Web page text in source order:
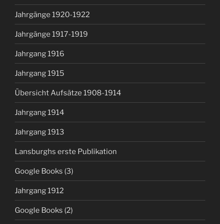
Jahrgänge 1920-1922
Jahrgänge 1917-1919
Jahrgang 1916
Jahrgang 1915
Übersicht Aufsätze 1908-1914
Jahrgang 1914
Jahrgang 1913
Lansburghs erste Publikation
Google Books (3)
Jahrgang 1912
Google Books (2)